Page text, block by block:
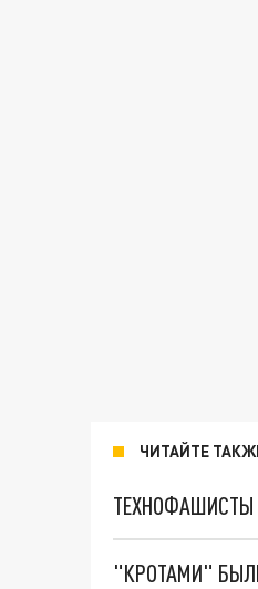
ЧИТАЙТЕ
ТЕХНОФАШИСТЫ
"КРОТАМИ"